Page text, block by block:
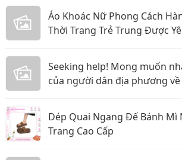
Áo Khoác Nữ Phong Cách
Thời Trang Trẻ Trung Được
Seeking help! Mong muốn
của người dân địa phương
Dép Quai Ngang Đế Bánh Mì
Trang Cao Cấp